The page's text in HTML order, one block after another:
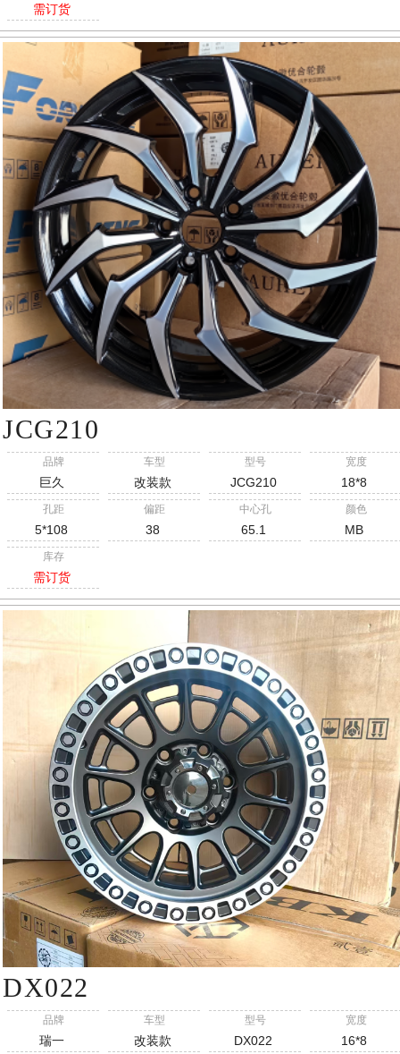
需订货
JCG210
品牌
巨久
车型
改装款
型号
JCG210
宽度
18*8
孔距
5*108
偏距
38
中心孔
65.1
颜色
MB
库存
需订货
DX022
品牌
瑞一
车型
改装款
型号
DX022
宽度
16*8